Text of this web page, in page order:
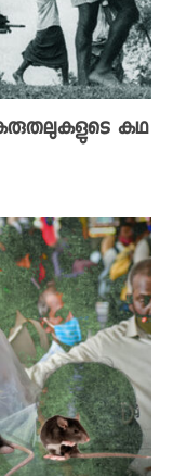
കരുതലുകളുടെ കഥ